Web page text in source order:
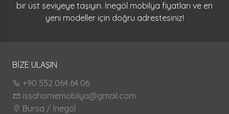
bir üst seviyeye taşıyın. İnegöl mobilya fiyatları ve en
yeni modeller için doğru adrestesiniz!
BİZE ULAŞIN
+90 552 064 64 06
issahomemobilya@gmail.com
Bursa / İnegöl